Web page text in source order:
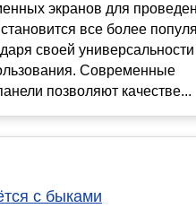
экранов для
все более
своей универсальности
Современные
позволяют качестве...
с быками